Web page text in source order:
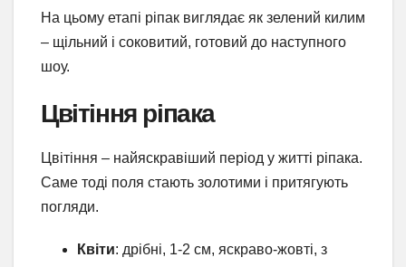
На цьому етапі ріпак виглядає як зелений килим
– щільний і соковитий, готовий до наступного
шоу.
Цвітіння ріпака
Цвітіння – найяскравіший період у житті ріпака.
Саме тоді поля стають золотими і притягують
погляди.
Квіти: дрібні, 1-2 см, яскраво-жовті, з